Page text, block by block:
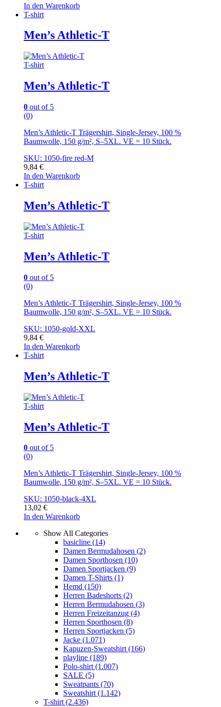
In den Warenkorb
T-shirt
Men’s Athletic-T
T-shirt
Men’s Athletic-T
0 out of 5
(0)
Men’s Athletic-T Trägershirt, Single-Jersey, 100 %
Baumwolle, 150 g/m², S–5XL. VE = 10 Stück.
SKU: 1050-fire red-M
9,84 €
In den Warenkorb
T-shirt
Men’s Athletic-T
T-shirt
Men’s Athletic-T
0 out of 5
(0)
Men’s Athletic-T Trägershirt, Single-Jersey, 100 %
Baumwolle, 150 g/m², S–5XL. VE = 10 Stück.
SKU: 1050-gold-XXL
9,84 €
In den Warenkorb
T-shirt
Men’s Athletic-T
T-shirt
Men’s Athletic-T
0 out of 5
(0)
Men’s Athletic-T Trägershirt, Single-Jersey, 100 %
Baumwolle, 150 g/m², S–5XL. VE = 10 Stück.
SKU: 1050-black-4XL
13,02 €
In den Warenkorb
Show All Categories
basicline (14)
Damen Bermudahosen (2)
Damen Sporthosen (10)
Damen Sportjacken (9)
Damen T-Shirts (1)
Hemd (150)
Herren Badeshorts (2)
Herren Bermudahosen (3)
Herren Freizeitanzug (4)
Herren Sporthosen (8)
Herren Sportjacken (5)
Jacke (1.071)
Kapuzen-Sweatshirt(166)
playline (189)
Polo-shirt(1.007)
SALE (5)
Sweatpants (70)
Sweatshirt(1.142)
T-shirt(2.436)